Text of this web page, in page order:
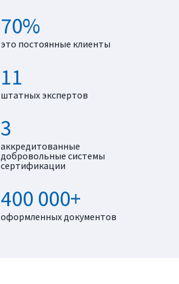
70%
это постоянные клиенты
11
штатных экспертов
3
аккредитованные
добровольные системы
сертификации
400 000+
оформленных документов